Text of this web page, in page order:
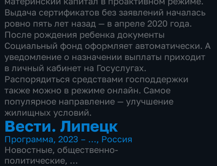
Выдача сертификатов без заявлений началась
ровно пять лет назад — в апреле 2020 года.
После рождения ребенка документы
Социальный фонд оформляет автоматически. А
уведомление о назначении выплаты приходит
в личный кабинет на Госуслугах.
Распорядиться средствами господдержки
также можно в режиме онлайн. Самое
популярное направление — улучшение
жилищных условий.
Вести. Липецк
Программа,2023 – …, Россия
Новостные, общественно-
политические,